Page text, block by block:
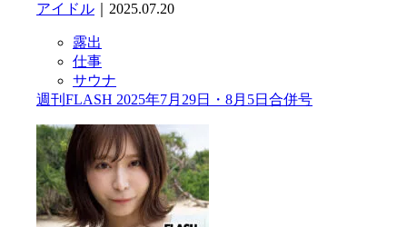
アイドル ｜2025.07.20
露出
仕事
サウナ
週刊FLASH 2025年7月29日・8月5日合併号